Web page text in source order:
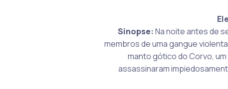
Sinopse:Na noite antes de
membros de uma gangue
manto gótico do Corvo,
assassinaram